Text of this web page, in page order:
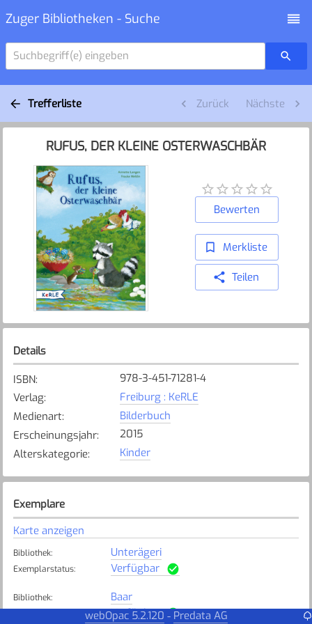
Zuger Bibliotheken - Suche
Suchbegriff(e) eingeben
Trefferliste Zurück Nächste
RUFUS, DER KLEINE OSTERWASCHBÄR
Bewerten
Merkliste
Teilen
Details
ISBN:
978-3-451-71281-4
Verlag:
Freiburg : KeRLE
Medienart:
Bilderbuch
Erscheinungsjahr:
2015
Alterskategorie: Kinder
Exemplare
Karte anzeigen
Bibliothek: Unterägeri
Exemplarstatus: Verfügbar
Bibliothek: Baar
Verfügbar
webOpac 5.2.120 - Predata AG